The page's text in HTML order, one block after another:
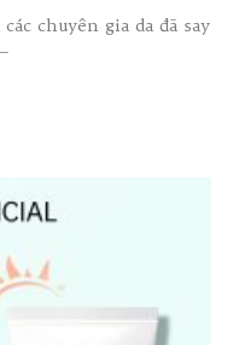
chuyên gia da đã say